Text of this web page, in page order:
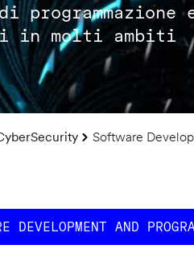
programmazione
in molti ambiti
Software
DEVELOPMENT AND